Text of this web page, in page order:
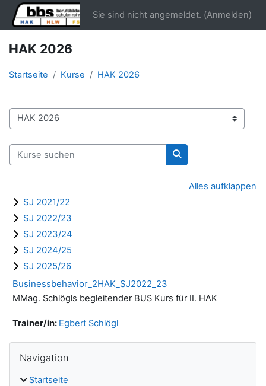
Zum Hauptinhalt
Sie sind nicht angemeldet. (Anmelden)
HAK 2026
Startseite Kurse HAK 2026
Kursbereiche
Kurse suchen
Kurse suchen
Alles aufklappen
SJ 2021/22
SJ 2022/23
SJ 2023/24
SJ 2024/25
SJ 2025/26
Businessbehavior_2HAK_SJ2022_23
MMag. Schlögls begleitender BUS Kurs für II. HAK
Trainer/in: Egbert Schlögl
Blöcke
Navigation
Startseite